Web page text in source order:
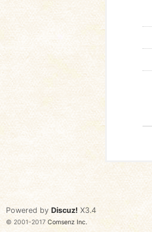
Powered by Discuz! X3.4
© 2001-2017 Comsenz Inc.